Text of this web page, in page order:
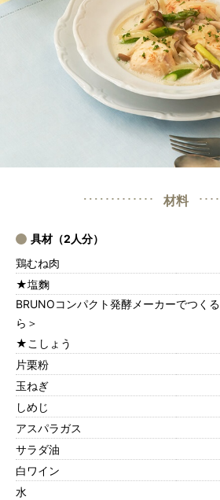
材料
具材（2人分）
鶏むね肉
★塩麴
BRUNOコンパクト発酵メーカーでつく
ら＞
★こしょう
片栗粉
玉ねぎ
しめじ
アスパラガス
サラダ油
白ワイン
水